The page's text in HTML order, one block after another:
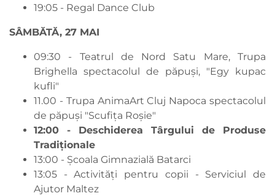
19:05 - Regal Dance Club
SÂMBĂTĂ, 27 MAI
09:30 - Teatrul de Nord Satu Mare, Trupa
Brighella spectacolul de păpuși, "Egy kupac
kufli"
11.00 - Trupa AnimaArt Cluj Napoca spectacolul
de păpuși "Scufița Roșie"
12:00 - Deschiderea Târgului de Produse
Tradiționale
13:00 - Școala Gimnazială Batarci
13:05 - Activități pentru copii - Serviciul de
Ajutor Maltez